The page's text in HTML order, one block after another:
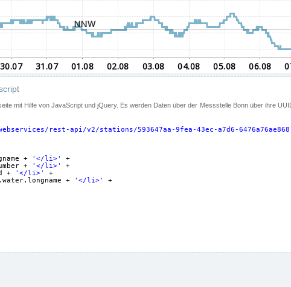
mit Hilfe von JavaScript und jQuery. Es werden Daten über der Messstelle Bonn über ihre
rest-api/v2/stations/593647aa-9fea-43ec-a7d6-
+ '</li>'
+
+ '</li>'
+
+ '</li>'
+
+ '</li>'
+